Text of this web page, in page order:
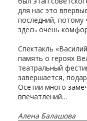
для нас это
последний, потому
здесь очень
Спектакль
память о героях
театральный
завершается,
Осетии много
впечатлений…
Алена Балашова